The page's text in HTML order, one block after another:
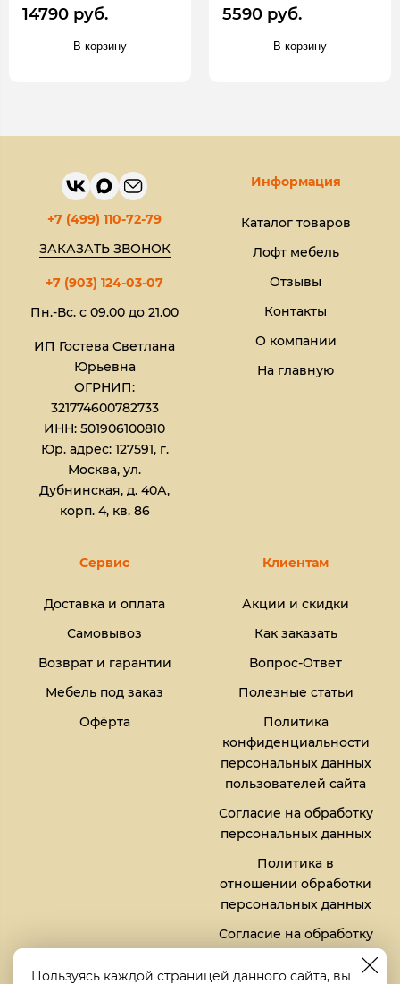
14790 руб.
В корзину
5590 руб.
В корзину
+7 (499) 110-72-79
ЗАКАЗАТЬ ЗВОНОК
+7 (903) 124-03-07
Пн.-Вс. с 09.00 до 21.00
ИП Гостева Светлана
Юрьевна​
ОГРНИП:
321774600782733
ИНН: 501906100810
Юр. адрес: 127591, г.
Москва, ул.
Дубнинская, д. 40А,
корп. 4, кв. 86
Информация
Каталог товаров
Лофт мебель
Отзывы
Контакты
О компании
На главную
Сервис
Доставка и оплата
Самовывоз
Возврат и гарантии
Мебель под заказ
Офёрта
Клиентам
Акции и скидки
Как заказать
Вопрос-Ответ
Полезные статьи
Политика
конфиденциальности
персональных данных
пользователей сайта
Согласие на обработку
персональных данных
Политика в
отношении обработки
персональных данных
Согласие на обработку
файлов кукис (cookies)
Пользуясь каждой страницей данного сайта, вы